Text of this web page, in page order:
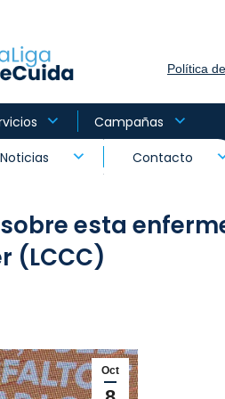
Política
Campañas
Noticias Contacto
esta
(LCCC)
Oct